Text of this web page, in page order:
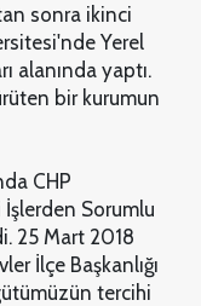
sonra ikinci
Yerel
alanında yaptı.
bir kurumun
CHP
İşlerden Sorumlu
25 Mart 2018
İlçe Başkanlığı
tercihi